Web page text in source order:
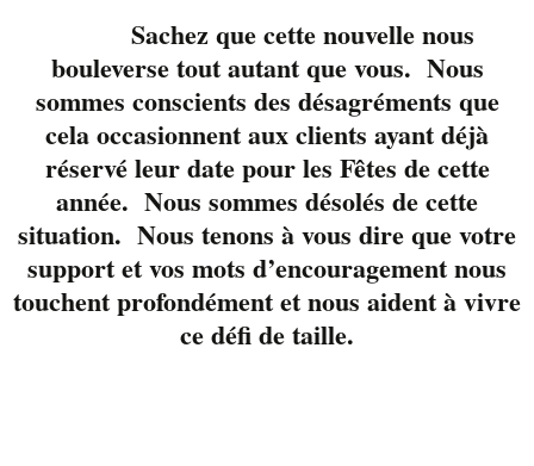
Grand prix : gagne ton
propre Bar Liverpool
lors de la finale du 23
février pour célébrer
les 25 ans du
Liverpool, le tout d’une
valeur de 1 500 $ !
Le grand prix inclus :
un petit bar portatif,
une table de babyfoot
Sachez que cette nouvelle nous
bouleverse tout autant que vous. Nous
sommes conscients des désagréments que
cela occasionnent aux clients ayant déjà
réservé leur date pour les Fêtes de cette
année. Nous sommes désolés de cette
situation. Nous tenons à vous dire que votre
support et vos mots d’encouragement nous
touchent profondément et nous aident à vivre
ce défi de taille.